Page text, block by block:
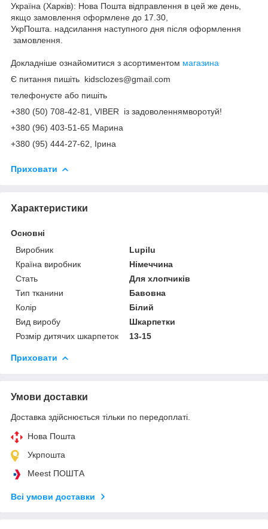
Україна (Харків): Нова Пошта відправлення в цей же день,
якщо замовлення оформлене до 17.30,
УкрПошта. надсилання наступного дня після оформлення
замовлення.
Докладніше ознайомитися з асортиментом магазина
Є питання пишіть kidsclozes@gmail.com
телефонуєте або пишіть
+380 (50) 708-42-81, VIBER із задоволеннямворотуй!
+380 (96) 403-51-65 Марина
+380 (95) 444-27-62, Ірина
Приховати
Характеристики
Основні
Виробник
Lupilu
Країна виробник
Німеччина
Стать
Для хлопчиків
Тип тканини
Бавовна
Колір
Білий
Вид виробу
Шкарпетки
Розмір дитячих шкарпеток
13-15
Приховати
Умови доставки
Доставка здійснюється тільки по передоплаті.
Нова Пошта
Укрпошта
Meest ПОШТА
Всі умови доставки